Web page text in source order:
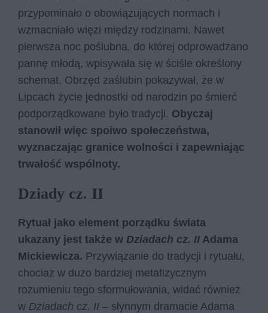
przypominało o obowiązujących normach i
wzmacniało więzi między rodzinami. Nawet
pierwsza noc poślubna, do której odprowadzano
pannę młodą, wpisywała się w ściśle określony
schemat. Obrzęd zaślubin pokazywał, że w
Lipcach życie jednostki od narodzin po śmierć
podporządkowane było tradycji. Obyczaj
stanowił więc spoiwo społeczeństwa,
wyznaczając granice wolności i zapewniając
trwałość wspólnoty.
Dziady cz. II
Rytuał jako element porządku świata
ukazany jest także w Dziadach cz. II Adama
Mickiewicza. Przywiązanie do tradycji i rytuału,
chociaż w dużo bardziej metafizycznym
rozumieniu tego sformułowania, widać również
w Dziadach cz. II – słynnym dramacie Adama